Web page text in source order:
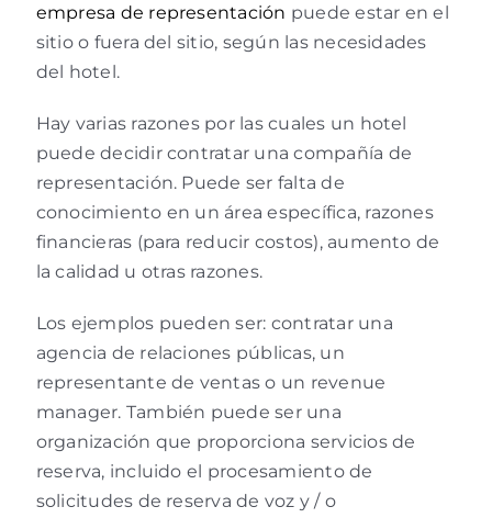
empresa de representación puede estar en el
sitio o fuera del sitio, según las necesidades
del hotel.
Hay varias razones por las cuales un hotel
puede decidir contratar una compañía de
representación. Puede ser falta de
conocimiento en un área específica, razones
financieras (para reducir costos), aumento de
la calidad u otras razones.
Los ejemplos pueden ser: contratar una
agencia de relaciones públicas, un
representante de ventas o un revenue
manager. También puede ser una
organización que proporciona servicios de
reserva, incluido el procesamiento de
solicitudes de reserva de voz y / o